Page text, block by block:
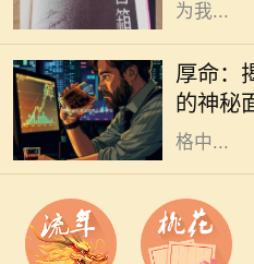
为我...
厚命：
的神秘
在中国传
令人着
命、风水
索未来和
格中...